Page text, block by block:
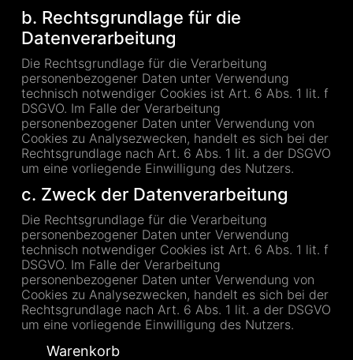
b. Rechtsgrundlage für die
Datenverarbeitung
Die Rechtsgrundlage für die Verarbeitung
personenbezogener Daten unter Verwendung
technisch notwendiger Cookies ist Art. 6 Abs. 1 lit. f
DSGVO. Im Falle der Verarbeitung
personenbezogener Daten unter Verwendung von
Cookies zu Analysezwecken, handelt es sich bei der
Rechtsgrundlage nach Art. 6 Abs. 1 lit. a der DSGVO
um eine vorliegende Einwilligung des Nutzers.
c. Zweck der Datenverarbeitung
Die Rechtsgrundlage für die Verarbeitung
personenbezogener Daten unter Verwendung
technisch notwendiger Cookies ist Art. 6 Abs. 1 lit. f
DSGVO. Im Falle der Verarbeitung
personenbezogener Daten unter Verwendung von
Cookies zu Analysezwecken, handelt es sich bei der
Rechtsgrundlage nach Art. 6 Abs. 1 lit. a der DSGVO
um eine vorliegende Einwilligung des Nutzers.
Warenkorb